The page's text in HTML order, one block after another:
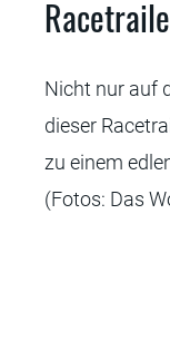
Nicht nur auf
dieser
zu einem
(Fotos: Das